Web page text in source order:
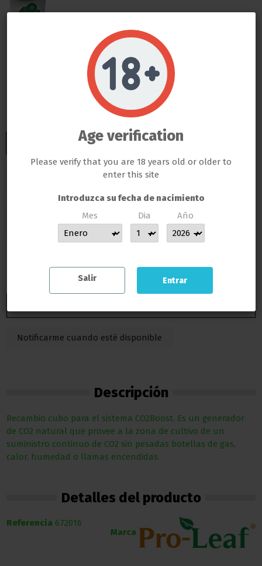
Recambio Cubo
CO2Boost
Añadir al carrito
Descripción
Recambio cubo para el sistema CO2Boost. Es un generador
de CO2 natural que provee a la zona de cultivo de un
suministro continuo de CO2 sin pesadas botellas de gas,
calor, humedad o llamas encendidas.
Detalles del producto
Marca
Referencia 672016
Age verification
Please verify that you are 18 years old or older to
enter this site
Introduzca su fecha de nacimiento
Mes
Dia Año
Salir Entrar
LLAMAS GROW NO VENDE ABSOLUTAMENTE NINGÚN PRODUCTO QUE ESTE FUERA DE LA LEY
TODOS LOS PRODUCTOS QUE SE VENDEN EN ESTA WEB SON EXCLUSIVAMENTE PARA LA HORTICULTURA
PROFESIONAL
GERMINAR NI CULTIVAR, SI ALGÚN CLIENTE DE LLAMAS GROW NO RESPETA LA LEY SERÁ BAJO SU
RESPONSABILIDAD
MUCHAS GRACIAS POR CONFIAR EN LLAMAS GROW